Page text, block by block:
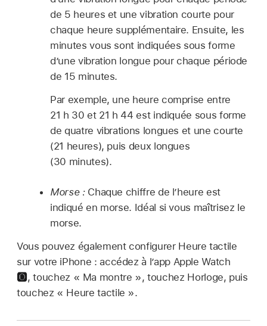
de 5 heures et une vibration courte pour
chaque heure supplémentaire. Ensuite, les
minutes vous sont indiquées sous forme
d’une vibration longue pour chaque période
de 15 minutes.
Par exemple, une heure comprise entre
21 h 30 et 21 h 44 est indiquée sous forme
de quatre vibrations longues et une courte
(21 heures), puis deux longues
(30 minutes).
Morse : Chaque chiffre de l’heure est
indiqué en morse. Idéal si vous maîtrisez le
morse.
Vous pouvez également configurer Heure tactile
sur votre iPhone : accédez à l’app Apple Watch
,touchez « Ma montre », touchez Horloge, puis
touchez « Heure tactile ».